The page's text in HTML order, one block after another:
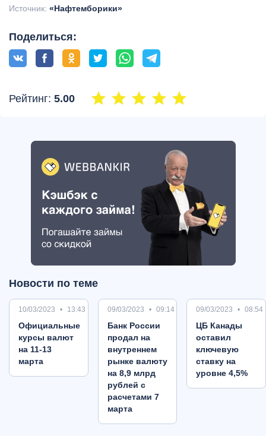
Источник: «Нафтемборики»
Поделиться:
Рейтинг: 5.00
Новости по теме
10/03/2023 13:43
Oфициальные
курсы валют
на 11-13
марта
09/03/2023 09:14
Банк России
продал на
внутреннем
рынке валюту
на 8,9 млрд
рублей с
расчетами 7
марта
09/03/2023 08:54
ЦБ Канады
оставил
ключевую
ставку на
уровне 4,5%